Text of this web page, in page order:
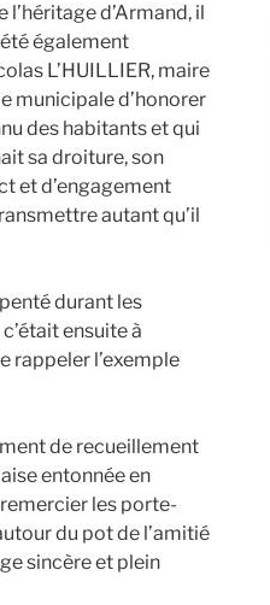
d’Armand, il
également
L’HUILLIER, maire
municipale d’honorer
des habitants et qui
sa droiture, son
et d’engagement
autant qu’il
durant les
ensuite à
rappeler l’exemple
de recueillement
entonnée en
les porte-
du pot de l’amitié
sincère et plein